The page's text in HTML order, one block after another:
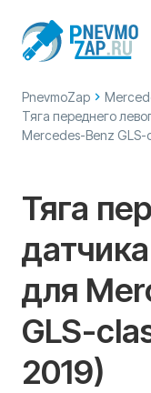
PnevmoZap
Тяга переднего
Mercedes-Benz GLS-
Тяга
для
GLS-
2019)